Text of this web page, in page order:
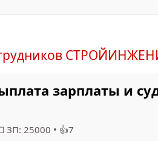
зарплаты и
ЗП: 25000 • 👍7